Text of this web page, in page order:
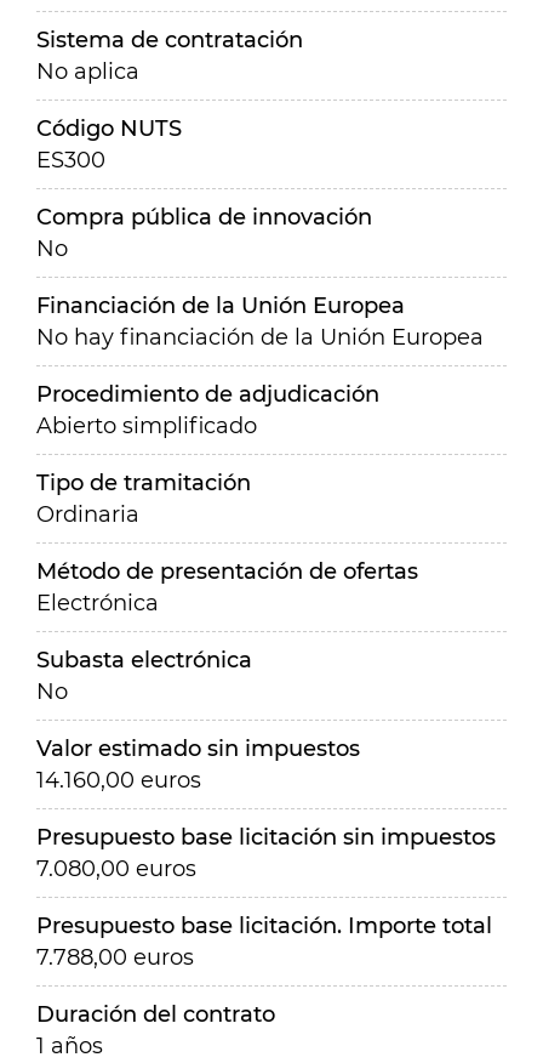
Sistema de contratación
No aplica
Código NUTS
ES300
Compra pública de innovación
No
Financiación de la Unión Europea
No hay financiación de la Unión Europea
Procedimiento de adjudicación
Abierto simplificado
Tipo de tramitación
Ordinaria
Método de presentación de ofertas
Electrónica
Subasta electrónica
No
Valor estimado sin impuestos
14.160,00 euros
Presupuesto base licitación sin impuestos
7.080,00 euros
Presupuesto base licitación. Importe total
7.788,00 euros
Duración del contrato
1 años